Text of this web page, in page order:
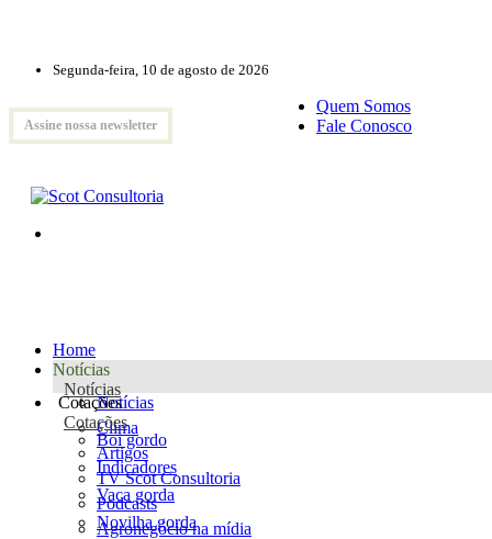
Segunda-feira, 10 de agosto de 2026
Assine nossa newsletter
Quem Somos
Fale Conosco
Home
Notícias
Notícias
Notícias
Clima
Artigos
TV Scot Consultoria
Podcasts
Agronegócio na mídia
Cotações
Cotações
Boi gordo
Indicadores
Vaca gorda
Novilha gorda